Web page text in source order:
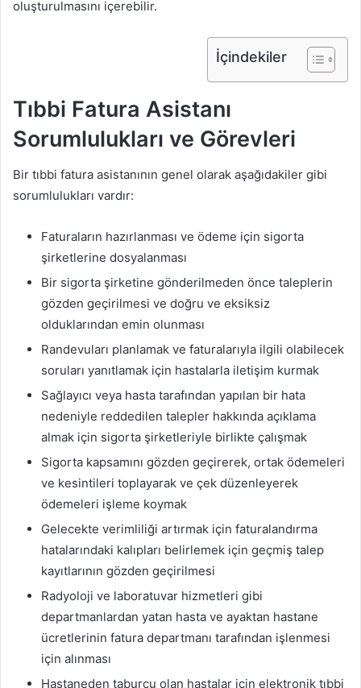
oluşturulmasını içerebilir.
İçindekiler
Tıbbi Fatura Asistanı
Sorumlulukları ve Görevleri
Bir tıbbi fatura asistanının genel olarak aşağıdakiler gibi
sorumlulukları vardır:
Faturaların hazırlanması ve ödeme için sigorta
şirketlerine dosyalanması
Bir sigorta şirketine gönderilmeden önce taleplerin
gözden geçirilmesi ve doğru ve eksiksiz
olduklarından emin olunması
Randevuları planlamak ve faturalarıyla ilgili olabilecek
soruları yanıtlamak için hastalarla iletişim kurmak
Sağlayıcı veya hasta tarafından yapılan bir hata
nedeniyle reddedilen talepler hakkında açıklama
almak için sigorta şirketleriyle birlikte çalışmak
Sigorta kapsamını gözden geçirerek, ortak ödemeleri
ve kesintileri toplayarak ve çek düzenleyerek
ödemeleri işleme koymak
Gelecekte verimliliği artırmak için faturalandırma
hatalarındaki kalıpları belirlemek için geçmiş talep
kayıtlarının gözden geçirilmesi
Radyoloji ve laboratuvar hizmetleri gibi
departmanlardan yatan hasta ve ayaktan hastane
ücretlerinin fatura departmanı tarafından işlenmesi
için alınması
Hastaneden taburcu olan hastalar için elektronik tıbbi